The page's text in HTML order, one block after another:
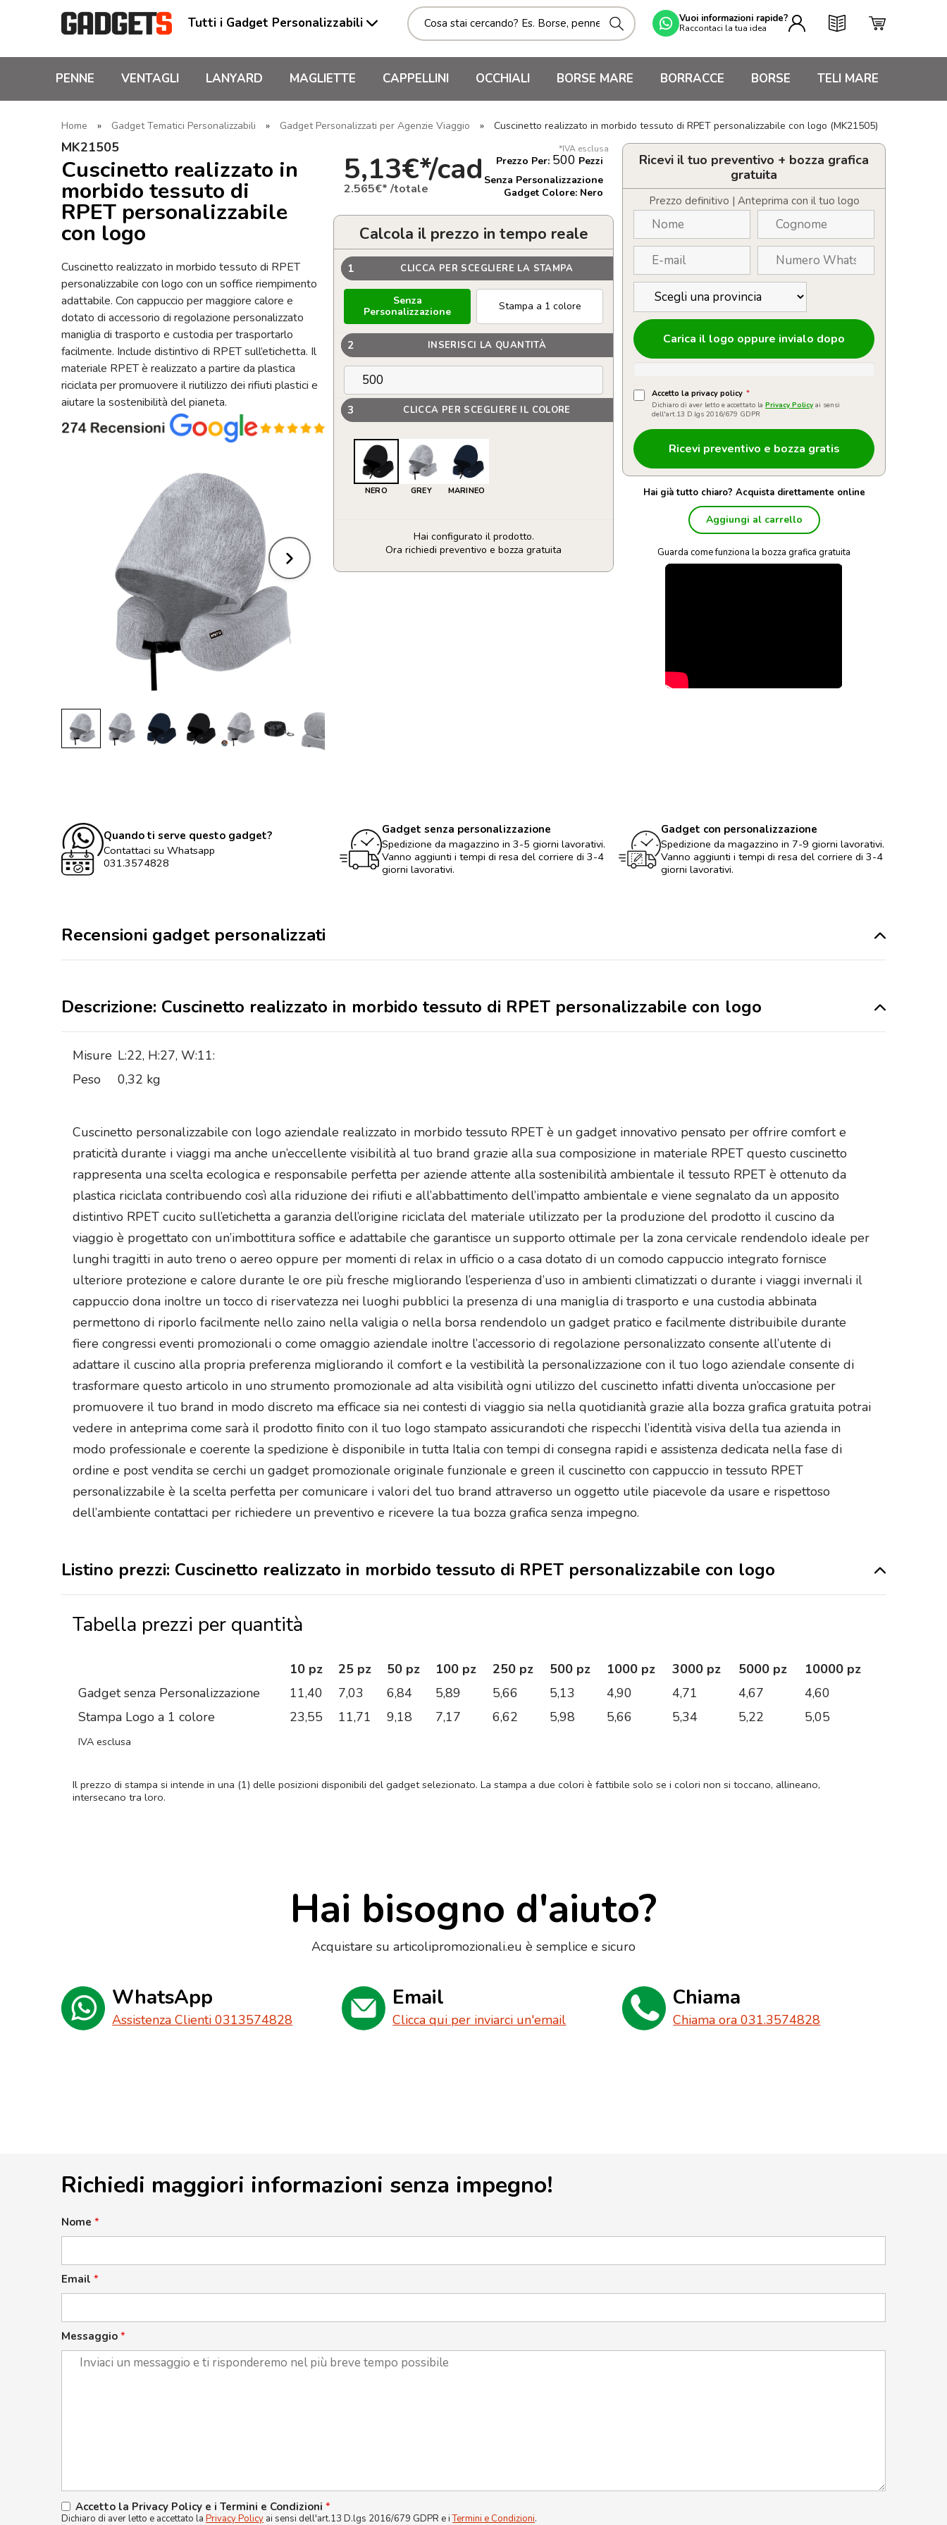
Tutti i Gadget Personalizzabili Vuoi informazioni rapide?
Raccontaci la tua idea
PENNE VENTAGLI LANYARD MAGLIETTE CAPPELLINI OCCHIALI BORSE MARE BORRACCE BORSE TELI MARE
Home » Gadget Tematici Personalizzabili » Gadget Personalizzati per Agenzie Viaggio » Cuscinetto realizzato in morbido tessuto di RPET personalizzabile con logo (MK21505)
MK21505
Cuscinetto realizzato in
morbido tessuto di
RPET personalizzabile
con logo
Cuscinetto realizzato in morbido tessuto di RPET
personalizzabile con logo con un soffice riempimento
adattabile. Con cappuccio per maggiore calore e
dotato di accessorio di regolazione personalizzato
maniglia di trasporto e custodia per trasportarlo
facilmente. Include distintivo di RPET sull’etichetta. Il
materiale RPET è realizzato a partire da plastica
riciclata per promuovere il riutilizzo dei rifiuti plastici e
aiutare la sostenibilità del pianeta.
*IVA esclusa
5,13€*/cad
2.565€* /totale
Prezzo Per: 500 Pezzi
Senza Personalizzazione
Gadget Colore: Nero
Calcola il prezzo in tempo reale
1 CLICCA PER SCEGLIERE LA STAMPA
Senza
Personalizzazione
Stampa a 1 colore
2 INSERISCI LA QUANTITÀ
3 CLICCA PER SCEGLIERE IL COLORE
NERO GREY MARINEO
Hai configurato il prodotto.
Ora richiedi preventivo e bozza gratuita
Cuscinetto
Ricevi il tuo preventivo + bozza grafica
gratuita
Prezzo definitivo | Anteprima con il tuo logo
Carica il logo oppure invialo dopo
Accetto la privacy policy *
Dichiaro di aver letto e accettato la Privacy Policy ai sensi
dell'art.13 D.lgs 2016/679 GDPR
Hai già tutto chiaro? Acquista direttamente online
Aggiungi al carrello
Guarda come funziona la bozza grafica gratuita
Quando ti serve questo gadget?
Contattaci su Whatsapp
031.3574828
Gadget senza personalizzazione
Spedizione da magazzino in 3-5 giorni lavorativi.
Vanno aggiunti i tempi di resa del corriere di 3-4
giorni lavorativi.
Gadget con personalizzazione
Spedizione da magazzino in 7-9 giorni lavorativi.
Vanno aggiunti i tempi di resa del corriere di 3-4
giorni lavorativi.
Recensioni gadget personalizzati
Descrizione: Cuscinetto realizzato in morbido tessuto di RPET personalizzabile con logo
Misure L:22, H:27, W:11:
Peso
0,32 kg
Cuscinetto personalizzabile con logo aziendale realizzato in morbido tessuto RPET è un gadget innovativo pensato per offrire comfort e
praticità durante i viaggi ma anche un’eccellente visibilità al tuo brand grazie alla sua composizione in materiale RPET questo cuscinetto
rappresenta una scelta ecologica e responsabile perfetta per aziende attente alla sostenibilità ambientale il tessuto RPET è ottenuto da
plastica riciclata contribuendo così alla riduzione dei rifiuti e all’abbattimento dell’impatto ambientale e viene segnalato da un apposito
distintivo RPET cucito sull’etichetta a garanzia dell’origine riciclata del materiale utilizzato per la produzione del prodotto il cuscino da
viaggio è progettato con un’imbottitura soffice e adattabile che garantisce un supporto ottimale per la zona cervicale rendendolo ideale per
lunghi tragitti in auto treno o aereo oppure per momenti di relax in ufficio o a casa dotato di un comodo cappuccio integrato fornisce
ulteriore protezione e calore durante le ore più fresche migliorando l’esperienza d’uso in ambienti climatizzati o durante i viaggi invernali il
cappuccio dona inoltre un tocco di riservatezza nei luoghi pubblici la presenza di una maniglia di trasporto e una custodia abbinata
permettono di riporlo facilmente nello zaino nella valigia o nella borsa rendendolo un gadget pratico e facilmente distribuibile durante
fiere congressi eventi promozionali o come omaggio aziendale inoltre l’accessorio di regolazione personalizzato consente all’utente di
adattare il cuscino alla propria preferenza migliorando il comfort e la vestibilità la personalizzazione con il tuo logo aziendale consente di
trasformare questo articolo in uno strumento promozionale ad alta visibilità ogni utilizzo del cuscinetto infatti diventa un’occasione per
promuovere il tuo brand in modo discreto ma efficace sia nei contesti di viaggio sia nella quotidianità grazie alla bozza grafica gratuita potrai
vedere in anteprima come sarà il prodotto finito con il tuo logo stampato assicurandoti che rispecchi l’identità visiva della tua azienda in
modo professionale e coerente la spedizione è disponibile in tutta Italia con tempi di consegna rapidi e assistenza dedicata nella fase di
ordine e post vendita se cerchi un gadget promozionale originale funzionale e green il cuscinetto con cappuccio in tessuto RPET
personalizzabile è la scelta perfetta per comunicare i valori del tuo brand attraverso un oggetto utile piacevole da usare e rispettoso
dell’ambiente contattaci per richiedere un preventivo e ricevere la tua bozza grafica senza impegno.
Listino prezzi: Cuscinetto realizzato in morbido tessuto di RPET personalizzabile con logo
Tabella prezzi per quantità
10 pz 25 pz 50 pz 100 pz 250 pz 500 pz 1000 pz 3000 pz 5000 pz
10000 pz
Gadget senza Personalizzazione
11,40 7,03 6,84 5,89 5,66 5,13 4,90 4,71 4,67
4,60
Stampa Logo a 1 colore
23,55 11,71 9,18 7,17 6,62 5,98 5,66 5,34 5,22 5,05
IVA esclusa
Il prezzo di stampa si intende in una (1) delle posizioni disponibili del gadget selezionato. La stampa a due colori è fattibile solo se i colori non si toccano, allineano,
intersecano tra loro.
Hai bisogno d'aiuto?
Acquistare su articolipromozionali.eu è semplice e sicuro
WhatsApp
Assistenza Clienti 0313574828
Email
Clicca qui per inviarci un'email
Chiama
Chiama ora 031.3574828
Richiedi maggiori informazioni senza impegno!
Nome *
Email *
Messaggio *
Accetto la Privacy Policy e i Termini e Condizioni *
Dichiaro di aver letto e accettato la Privacy Policy ai sensi dell'art.13 D.lgs 2016/679 GDPR e iTermini e Condizioni.